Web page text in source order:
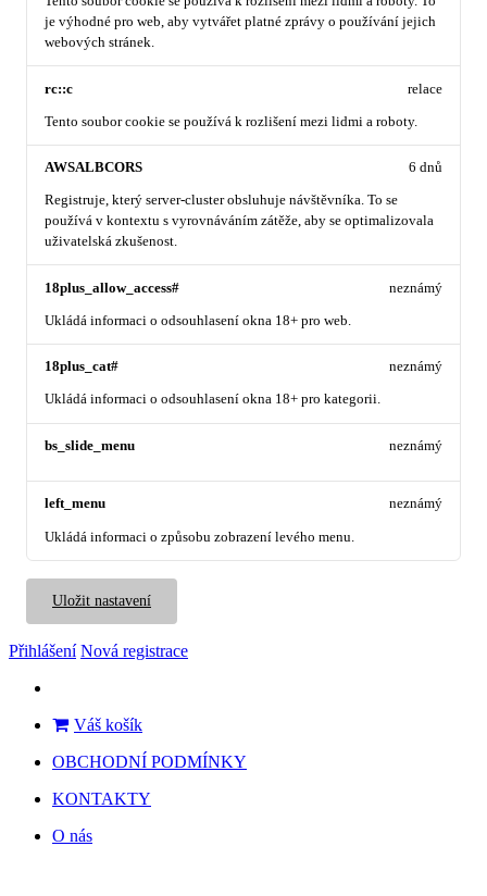
je výhodné pro web, aby vytvářet platné zprávy o používání jejich
webových stránek.
rc::c
Tento soubor cookie se používá k rozlišení mezi lidmi a roboty.
relace
AWSALBCORS
Registruje, který server-cluster obsluhuje návštěvníka. To se
používá v kontextu s vyrovnáváním zátěže, aby se optimalizovala
uživatelská zkušenost.
6 dnů
18plus_allow_access#
Ukládá informaci o odsouhlasení okna 18+ pro web.
neznámý
18plus_cat#
Ukládá informaci o odsouhlasení okna 18+ pro kategorii.
neznámý
bs_slide_menu neznámý
left_menu
Ukládá informaci o způsobu zobrazení levého menu.
neznámý
Uložit nastavení
Přihlášení Nová registrace
Váš košík
OBCHODNÍ PODMÍNKY
KONTAKTY
O nás